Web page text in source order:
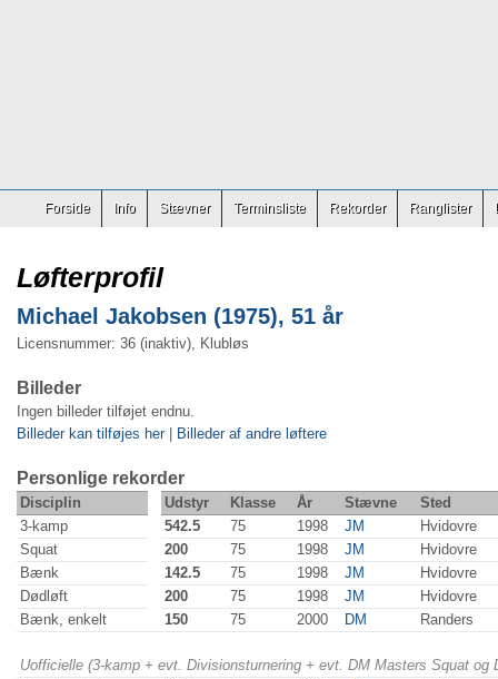
Forside Info Stævner Terminsliste Rekorder Ranglister
Løfterprofil
Michael Jakobsen (1975), 51 år
Licensnummer: 36 (inaktiv), Klubløs
Billeder
Ingen billeder tilføjet endnu.
Billeder kan tilføjes her| Billeder af andre løftere
Personlige rekorder
Disciplin Udstyr Klasse År Stævne
Sted
3-kamp
542.5 75 1998 JM
Hvidovre
Squat
200 75 1998 JM
Hvidovre
Bænk
142.5 75 1998 JM
Hvidovre
Dødløft
200 75 1998 JM
Hvidovre
Bænk, enkelt
150 75 2000 DM Randers
Uofficielle (3-kamp + evt. Divisionsturnering + evt. DM Masters Squat